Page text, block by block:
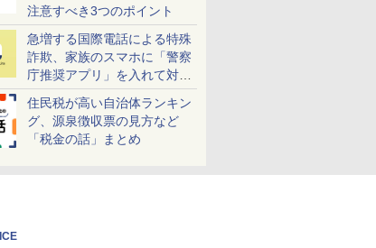
注意すべき3つのポイント
急増する国際電話による特殊
詐欺、家族のスマホに「警察
庁推奨アプリ」を入れて対策
しよう！
住民税が高い自治体ランキン
グ、源泉徴収票の見方など
「税金の話」まとめ
ICE